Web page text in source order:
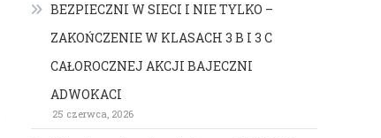
BEZPIECZNI W SIECI I NIE TYLKO –
ZAKOŃCZENIE W KLASACH 3 B I 3 C
CAŁOROCZNEJ AKCJI BAJECZNI
ADWOKACI
25 czerwca, 2026